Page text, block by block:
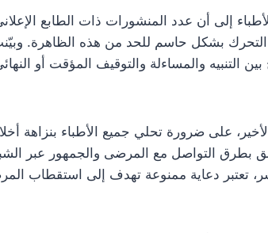
إلى أن عدد المنشورات ذات الطابع
التحرك بشكل حاسم للحد من هذه الظاهرة.
بين التنبيه والمساءلة والتوقيف المؤقت أو
على ضرورة تحلي جميع الأطباء بنزاهة
بطرق التواصل مع المرضى والجمهور عبر
تعتبر دعاية ممنوعة تهدف إلى استقطاب